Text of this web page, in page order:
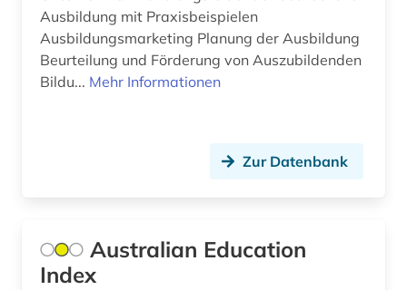
japanologie (1)
judentum (1)
jugendhilfe (4)
Ausbildung mit Praxisbeispielen
Ausbildungsmarketing Planung der Ausbildung
Beurteilung und Förderung von Auszubildenden
Bildu... Mehr Informationen
Zur Datenbank
Australian Education
Index